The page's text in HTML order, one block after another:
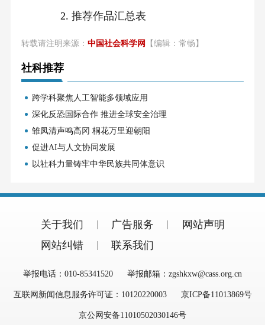
2. 推荐作品汇总表
转载请注明来源： 中国社会科学网 【编辑：常畅】
社科推荐
跨学科聚焦人工智能多领域应用
深化反恐国际合作 推进全球安全治理
雏凤清声鸣高冈 桐花万里迎朝阳
促进AI与人文协同发展
以社科力量铸牢中华民族共同体意识
关于我们 广告服务
网站声明
网站纠错
联系我们
举报电话：010-85341520 举报邮箱：zgshkxw@cass.org.cn
互联网新闻信息服务许可证：10120220003 京ICP备11013869号
京公网安备11010502030146号